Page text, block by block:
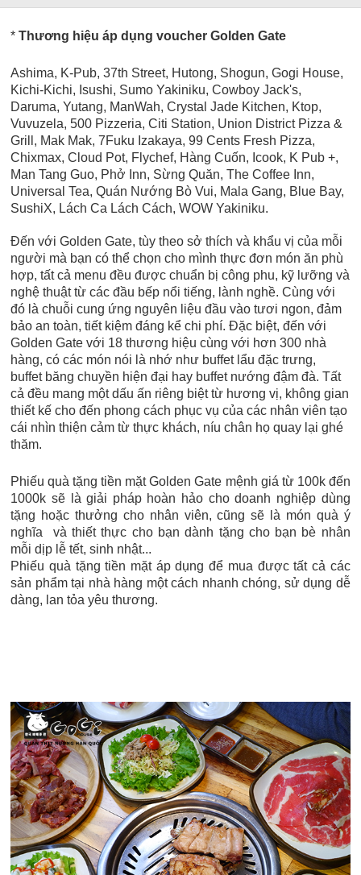
*Thương hiệu áp dụng voucher Golden Gate
Ashima, K-Pub, 37th Street, Hutong, Shogun, Gogi House,
Kichi-Kichi, Isushi, Sumo Yakiniku, Cowboy Jack's,
Daruma, Yutang, ManWah, Crystal Jade Kitchen, Ktop,
Vuvuzela, 500 Pizzeria, Citi Station, Union District Pizza &
Grill, Mak Mak, 7Fuku Izakaya, 99 Cents Fresh Pizza,
Chixmax, Cloud Pot, Flychef, Hàng Cuốn, Icook, K Pub +,
Man Tang Guo, Phở Inn, Sừng Quăn, The Coffee Inn,
Universal Tea,Quán Nướng Bò Vui, Mala Gang, Blue Bay,
SushiX, Lách Ca Lách Cách, WOW Yakiniku.
Đến với Golden Gate, tùy theo sở thích và khẩu vị của mỗi
người mà bạn có thể chọn cho mình thực đơn món ăn phù
hợp, tất cả menu đều được chuẩn bị công phu, kỹ lưỡng và
nghệ thuật từ các đầu bếp nổi tiếng, lành nghề. Cùng với
đó là chuỗi cung ứng nguyên liệu đầu vào tươi ngon, đảm
bảo an toàn, tiết kiệm đáng kể chi phí. Đặc biệt, đến với
Golden Gate với 18 thương hiệu cùng với hơn 300 nhà
hàng, có các món nói là nhớ như buffet lẩu đặc trưng,
buffet băng chuyền hiện đại hay buffet nướng đậm đà. Tất
cả đều mang một dấu ấn riêng biệt từ hương vị, không gian
thiết kế cho đến phong cách phục vụ của các nhân viên tạo
cái nhìn thiện cảm từ thực khách, níu chân họ quay lại ghé
thăm.
Phiếu quà tặng tiền mặt Golden Gate mệnh giá từ 100k đến
1000k sẽ là giải pháp hoàn hảo cho doanh nghiệp dùng
tặng hoặc thưởng cho nhân viên, cũng sẽ là món quà ý
nghĩa và thiết thực cho bạn dành tặng cho bạn bè nhân
mỗi dịp lễ tết, sinh nhật...
Phiếu quà tặng tiền mặt áp dụng để mua được tất cả các
sản phẩm tại nhà hàng một cách nhanh chóng, sử dụng dễ
dàng, lan tỏa yêu thương.